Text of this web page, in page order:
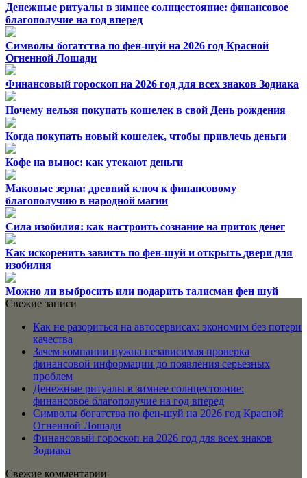
Денежные ритуалы в зимнее солнцестояние: финансовое
благополучие на год вперед
Символы богатства по фен-шуй на 2026 год Красной
Огненной Лошади
Финансовый гороскоп на 2026 год для всех знаков Зодиака
Почему нельзя покупать кошелек в свой День рождения
Когда покупать новый кошелек, чтобы привлечь деньги
Кофе на вынос: как утекают деньги
Маковые зерна: древний ключ к финансовому
благополучию в народной магии
Сила изобилия: как настроить сознание на приток денег
Как искоренить зависть по фен-шуй и открыть двери для
изобилия
Можно ли выбросить или подарить талисман фен шуй
Свежие записи
Как не разориться на автосервисах: экономим без потери
качества
Зачем компании нужна независимая проверка
финансовой информации до появления серьезных
проблем
Денежные ритуалы в зимнее солнцестояние:
финансовое благополучие на год вперед
Символы богатства по фен-шуй на 2026 год Красной
Огненной Лошади
Финансовый гороскоп на 2026 год для всех знаков
Зодиака
Свежие комментарии